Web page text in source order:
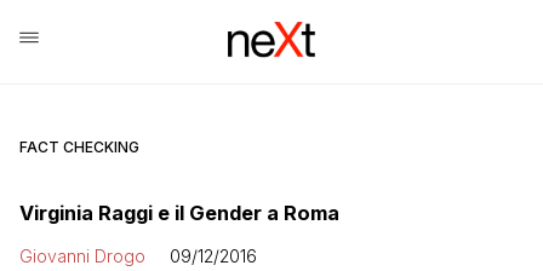
FACT CHECKING
Virginia Raggi e il Gender a Roma
Giovanni Drogo 09/12/2016